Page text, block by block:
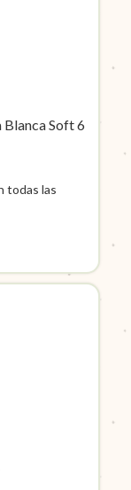
Blanca Soft 6
todas las